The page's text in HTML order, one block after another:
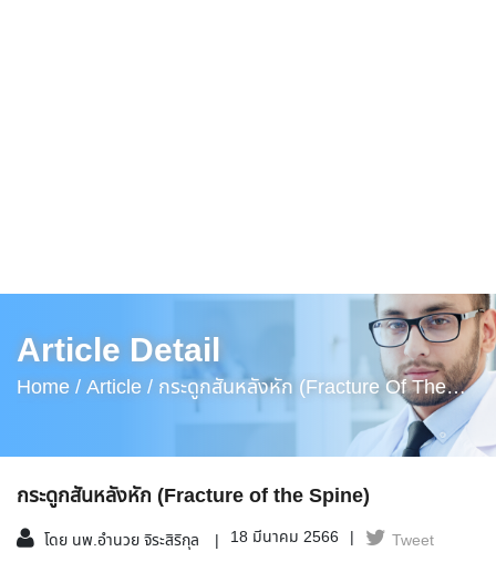
Article Detail
Home /Article / กระดูกสันหลังหัก (Fracture Of The
กระดูกสันหลังหัก (Fracture of the Spine)
โดย นพ.อำนวย จิระสิริกุล 18 มีนาคม 2566 Tweet